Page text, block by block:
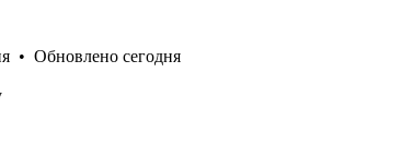
• Обновлено сегодня